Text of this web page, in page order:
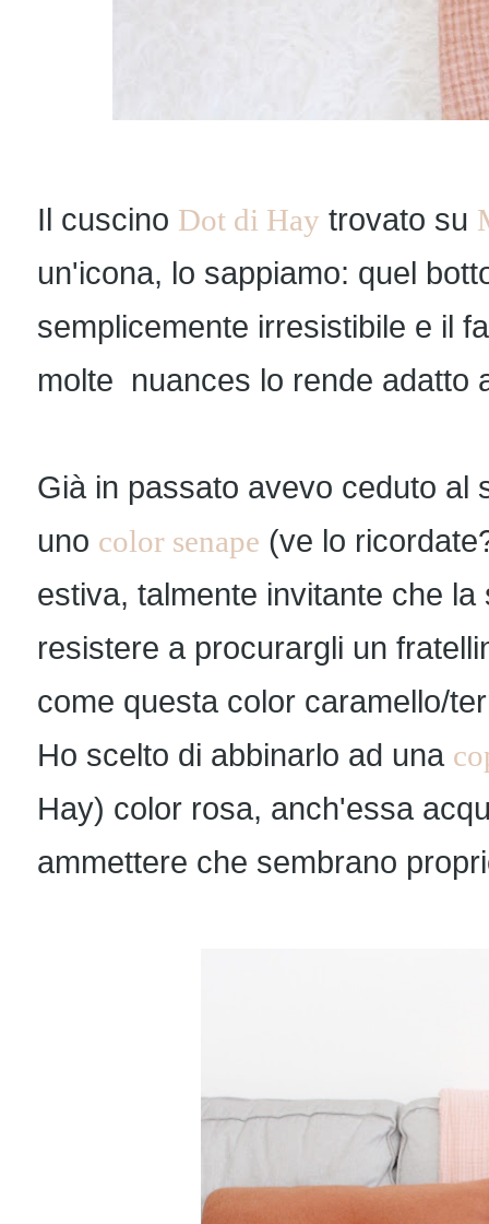
Il cuscino Dot di Hay trovato su
un'icona, lo sappiamo: quel
semplicemente irresistibile e il
molte nuances lo rende adatto
Già in passato avevo ceduto al
uno color senape (ve lo
estiva, talmente invitante che
resistere a procurargli un
come questa color caramello/
Ho scelto di abbinarlo ad una
Hay) color rosa, anch'essa
ammettere che sembrano